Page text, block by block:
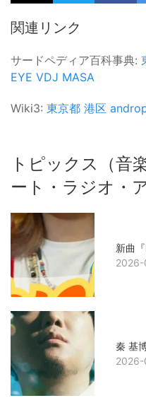
関連リンク
サードペディア百科事典:
EYE VDJ MASA
Wiki3: 東京都 港区
トピックス（音
ート・ラジオ・
新曲
秦 基
2026-